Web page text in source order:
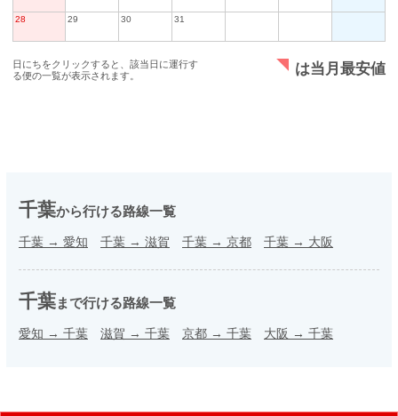
28 29 30 31
日にちをクリックすると、該当日に運行す
る便の一覧が表示されます。
は当月最安値
千葉から行ける路線一覧
千葉 → 愛知 千葉 → 滋賀 千葉 → 京都 千葉 → 大阪
千葉まで行ける路線一覧
愛知 → 千葉 滋賀 → 千葉 京都 → 千葉 大阪 → 千葉